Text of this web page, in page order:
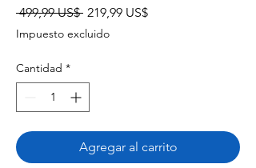
499,99 US$ Precio
219,99 US$Precio
Impuesto excluido
Cantidad *
Agregar al carrito